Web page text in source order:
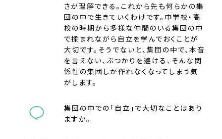
さが理解できる。これから先も何らかの集
団の中で生きていくわけです。中学校・高
校の時期から多様な仲間のいる集団の中
で揉まれながら自立を学んでおくことが
大切です。そうでないと、集団の中で、本音
を言えない、ぶつかりを避ける、そんな関
係性の集団しか作れなくなってしまう気
がします。
集団の中での「自立」で大切なことはあり
ますか。